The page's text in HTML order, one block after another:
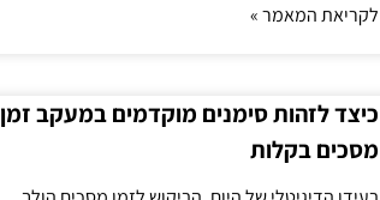
לקריאת המאמר »
כיצד לזהות סימנים מוקדמים במעקב זמן
מסכים בקלות